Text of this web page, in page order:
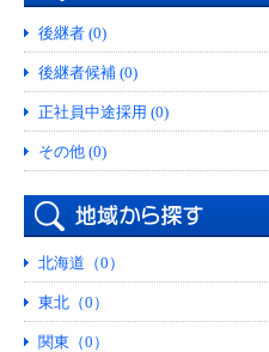
後継者 (0)
後継者候補 (0)
正社員中途採用 (0)
その他 (0)
北海道（0）
東北（0）
関東（0）